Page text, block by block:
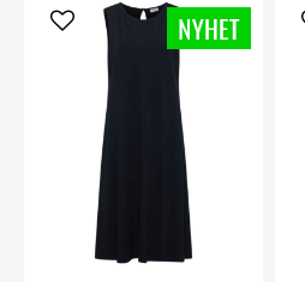
klänningar,svarta klänningar